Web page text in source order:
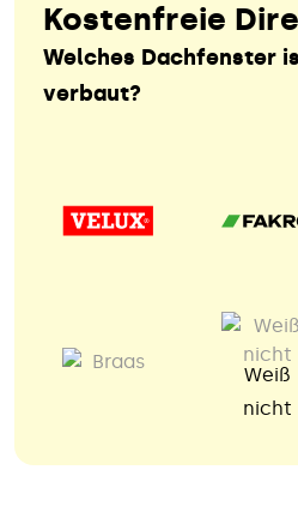
Kostenfreie
Welches Dachfenster
verbaut?
Weiß
nicht